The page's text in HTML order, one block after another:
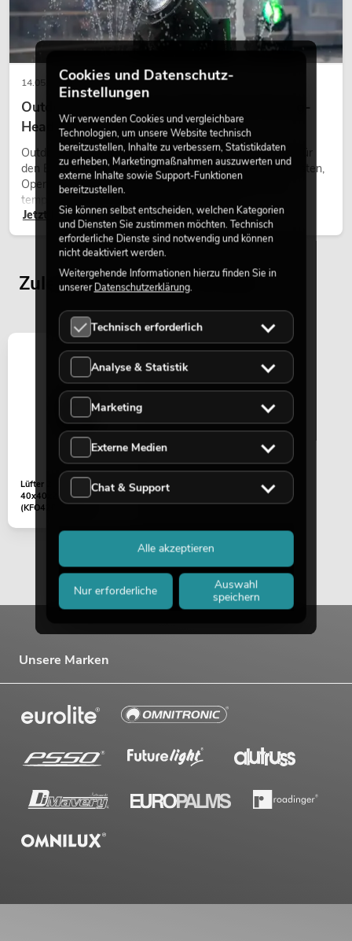
PSSO PA Set PRO S MK2
No. 20000456Artikel nicht mehr verfügbar
PSSO PA Set PRO M MK2
No. 20000457Artikel nicht mehr verfügbar
PSSO PA Set PRO L MK2
No. 20000458 Artikel nicht mehr verfügbar
No. 20000745 Artikel nicht mehr verfügbar
14.05.2026
Outdoor Moving-Heads: Wetterfeste Moving-
Heads bei Events
Outdoor Moving-Heads sind bewegliche Scheinwerfer für
den Einsatz im Freien. Sie werden bei Festivals, Stadtfesten,
Open-Air-Konzerten, Architekturinszenierungen und
temporären Außeninstallationen eingesetzt.
Jetzt lesen
Zuletzt angesehene Artikel
Lüfter 24V/0,07A
40x40x20mm
(KFO420S2MR-R)
Unsere Marken
Cookies und Datenschutz-
Einstellungen
Wir verwenden Cookies und vergleichbare
Technologien, um unsere Website technisch
bereitzustellen, Inhalte zu verbessern, Statistikdaten
zu erheben, Marketingmaßnahmen auszuwerten und
externe Inhalte sowie Support-Funktionen
bereitzustellen.
Sie können selbst entscheiden, welchen Kategorien
und Diensten Sie zustimmen möchten. Technisch
erforderliche Dienste sind notwendig und können
nicht deaktiviert werden.
Weitergehende Informationen hierzu finden Sie in
unsererDatenschutzerklärung.
Technisch erforderlich
Analyse & Statistik
Marketing
Externe Medien
Chat & Support
Nur erforderliche
Auswahl
speichern
Alle akzeptieren